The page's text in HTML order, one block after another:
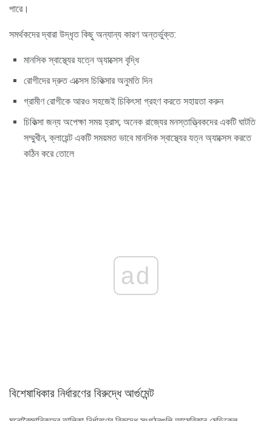
পারে।
সমর্থকদের দ্বারা উদ্ধৃত কিছু অন্যান্য কারণ অন্তর্ভুক্ত:
মানসিক স্বাস্থ্যের যত্নে অ্যাক্সেস বৃদ্ধি
রোগীদের দ্রুত এক্সেস চিকিত্সার অনুমতি দিন
গ্রামীণ রোগীকে আরও সহজেই চিকিৎসা গ্রহণ করতে সহায়তা করুন
চিকিত্সা জন্য অপেক্ষা সময় হ্রাস; অনেক রাজ্যের মনস্তাত্ত্বিকদের একটি ঘাটতি
সম্মুখীন, ক্লায়েন্ট একটি সময়মত ভাবে মানসিক স্বাস্থ্যের যত্ন অ্যাক্সেস করতে
কঠিন করে তোলে
ad
বিশেষাধিকার নির্ধারণের বিরুদ্ধে আর্গুমেন্ট